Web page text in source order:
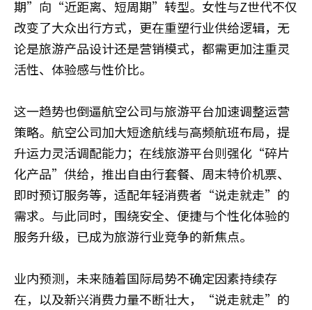
期”向“近距离、短周期”转型。女性与Z世代不仅
改变了大众出行方式，更在重塑行业供给逻辑，无
论是旅游产品设计还是营销模式，都需更加注重灵
活性、体验感与性价比。
这一趋势也倒逼航空公司与旅游平台加速调整运营
策略。航空公司加大短途航线与高频航班布局，提
升运力灵活调配能力；在线旅游平台则强化“碎片
化产品”供给，推出自由行套餐、周末特价机票、
即时预订服务等，适配年轻消费者“说走就走”的
需求。与此同时，围绕安全、便捷与个性化体验的
服务升级，已成为旅游行业竞争的新焦点。
业内预测，未来随着国际局势不确定因素持续存
在，以及新兴消费力量不断壮大，“说走就走”的